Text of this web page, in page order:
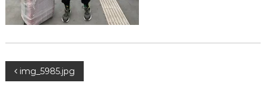
Navigare
img_5985.jpg